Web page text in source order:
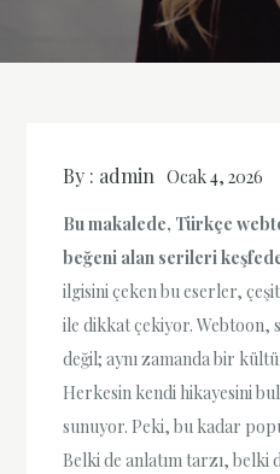
By : admin Ocak 4, 2026
Bu makalede, Türkçe
beğeni alan serileri
ilgisini çeken bu eserler,
ile dikkat çekiyor. Webtoon,
değil; aynı zamanda bir
Herkesin kendi hikayesini
sunuyor. Peki, bu kadar
Belki de anlatım tarzı,